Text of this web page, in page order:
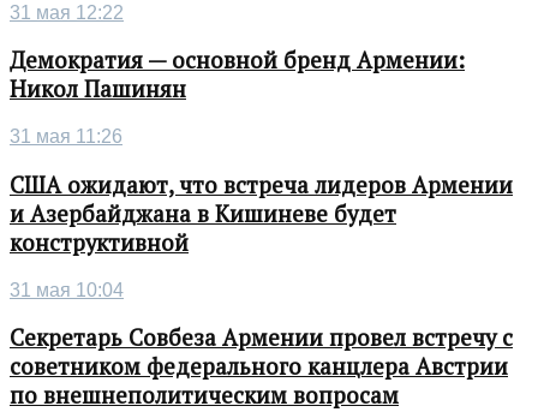
31 мая 12:22
Демократия — основной бренд Армении:
Никол Пашинян
31 мая 11:26
США ожидают, что встреча лидеров Армении
и Азербайджана в Кишиневе будет
конструктивной
31 мая 10:04
Секретарь Совбеза Армении провел встречу с
советником федерального канцлера Австрии
по внешнеполитическим вопросам